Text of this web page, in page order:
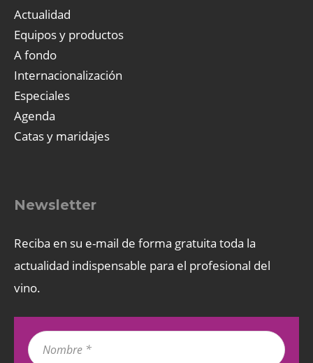
Actualidad
Equipos y productos
A fondo
Internacionalización
Especiales
Agenda
Catas y maridajes
Newsletter
Reciba en su e-mail de forma gratuita toda la
actualidad indispensable para el profesional del
vino.